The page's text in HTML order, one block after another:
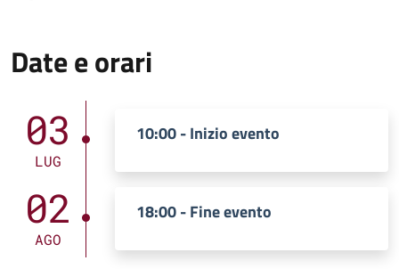
Date e orari
03
LUG
10:00 - Inizio evento
02
AGO
18:00 - Fine evento